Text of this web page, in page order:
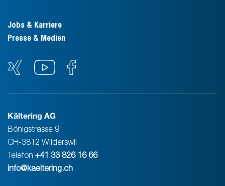
Jobs & Karriere
Presse & Medien
Kältering AG
Bönigstrasse 9
CH-3812 Wilderswil
Telefon +41 33 826 16 66
info@kaeltering.ch